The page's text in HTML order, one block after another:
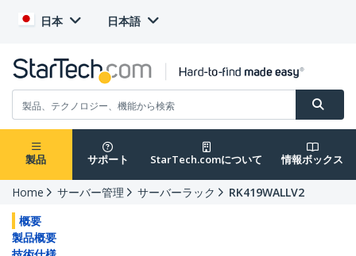
日本 日本語
製品 サポート StarTech.comについて 情報ボックス
Home サーバー管理 サーバーラック
RK419WALLV2
概要
製品概要